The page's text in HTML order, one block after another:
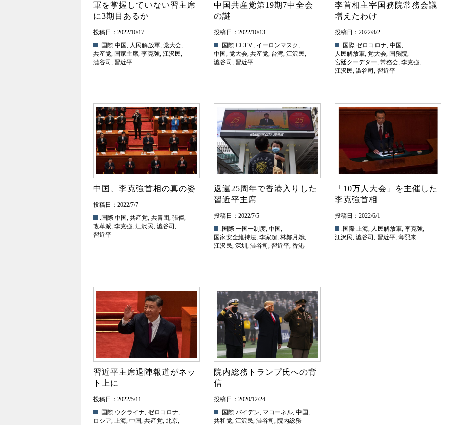
軍を掌握していない習主席
に3期目あるか
投稿日：2022/10/17
.国際 中国, 人民解放軍, 党大会,
共産党, 国家主席, 李克強, 江沢民,
澁谷司 , 習近平
中国共産党第19期7中全会
の謎
投稿日：2022/10/13
.国際 CCTＶ , イーロンマスク,
中国, 党大会, 共産党, 台湾, 江沢民,
澁谷司 , 習近平
李首相主宰国務院常務会議
増えたわけ
投稿日：2022/8/2
.国際 ゼロコロナ, 中国,
人民解放軍, 党大会, 国務院,
宮廷クーデター, 常務会, 李克強,
江沢民, 澁谷司 , 習近平
中国、李克強首相の真の姿
投稿日：2022/7/7
.国際 中国, 共産党, 共青団, 張傑,
改革派, 李克強, 江沢民, 澁谷司 ,
習近平
返還25周年で香港入りした
習近平主席
投稿日：2022/7/5
.国際 一国一制度, 中国,
国家安全維持法, 李家超, 林鄭月娥,
江沢民, 深圳 , 澁谷司 , 習近平, 香港
「10万人大会」を主催した
李克強首相
投稿日：2022/6/1
.国際 上海, 人民解放軍, 李克強,
江沢民, 澁谷司 , 習近平, 薄熙来
習近平主席退陣報道がネッ
ト上に
投稿日：2022/5/11
.国際 ウクライナ, ゼロコロナ,
ロシア, 上海, 中国, 共産党, 北京,
院内総務トランプ氏への背
信
投稿日：2020/12/24
.国際 バイデン, マコーネル, 中国,
共和党, 江沢民, 澁谷司 , 院内総務